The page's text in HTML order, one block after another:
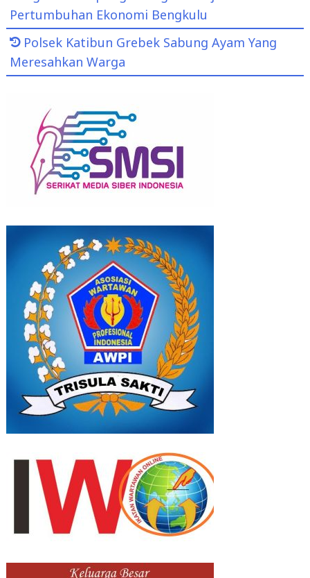
Pertumbuhan Ekonomi Bengkulu
Polsek Katibun Grebek Sabung Ayam Yang
Meresahkan Warga